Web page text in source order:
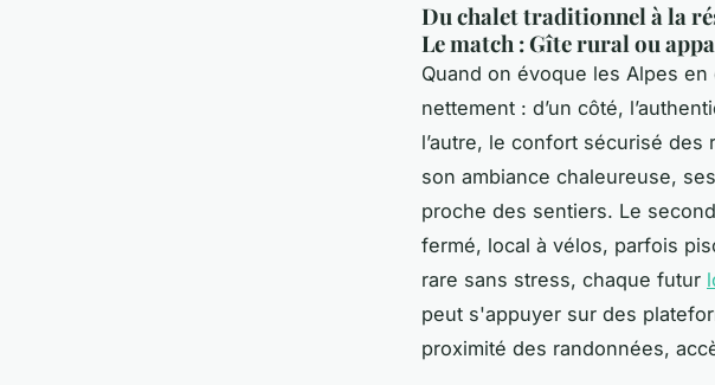
Du chalet traditionnel à la
Le match : Gîte rural ou
Quand on évoque les Alpes
nettement : d’un côté,
l’autre, le confort sécurisé
son ambiance chaleureuse,
proche des sentiers. Le
fermé, local à vélos, parfois
rare sans stress, chaque futur
peut s'appuyer sur des
proximité des randonnées,